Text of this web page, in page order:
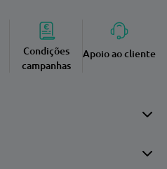
Condições
campanhas
Apoio ao cliente